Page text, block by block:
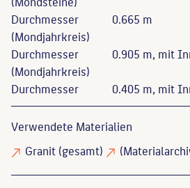
Durchmesser
(Mondjahrkreis)
Durchmesser
(Mondjahrkreis)
Durchmesser
0.665 m
0.905 m, mit
0.405 m, mit
Verwendete Materialien
Granit(gesamt)